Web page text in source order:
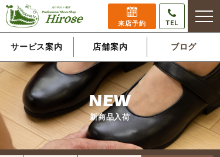
来店予約 TEL
サービス案内 店舗案内 ブログ
NEW
新商品入荷